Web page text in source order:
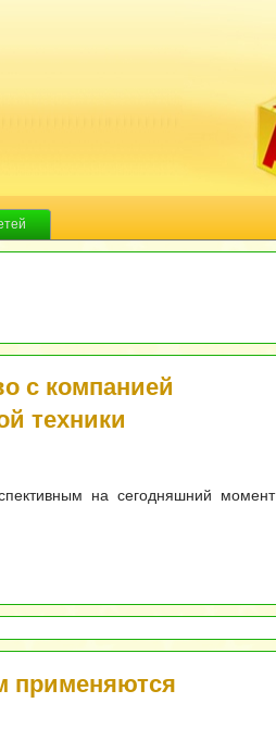
с компанией
техники
на сегодняшний момент
применяются